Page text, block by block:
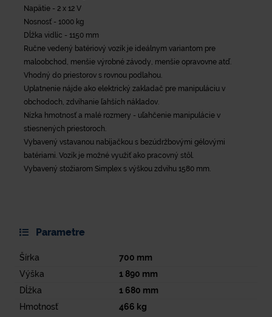
Napätie - 2 x 12 V
Nosnosť - 1000 kg
Dĺžka vidlíc - 1150 mm
Ručne vedený batériový vozík je ideálnym variantom pre
maloobchod, menšie výrobné závody, menšie opravovne atď.
Vhodný do priestorov s rovnou podlahou.
Uplatnenie nájde ako elektrický zakladač pre manipuláciu v
obchodoch, zdvíhanie ľahších nákladov.
Nízka hmotnosť a malé rozmery - uľahčenie manipulácie v
stiesnených priestoroch.
Vybavený vstavanou nabíjačkou s bezúdržbovými gélovými
batériami. Vozík je možné využiť ako pracovný stôl.
Vybavený stožiarom Simplex s výškou zdvihu 1580 mm.
Parametre
Šírka 700 mm
Výška
1 890 mm
Dĺžka
1 680 mm
Hmotnosť
466 kg